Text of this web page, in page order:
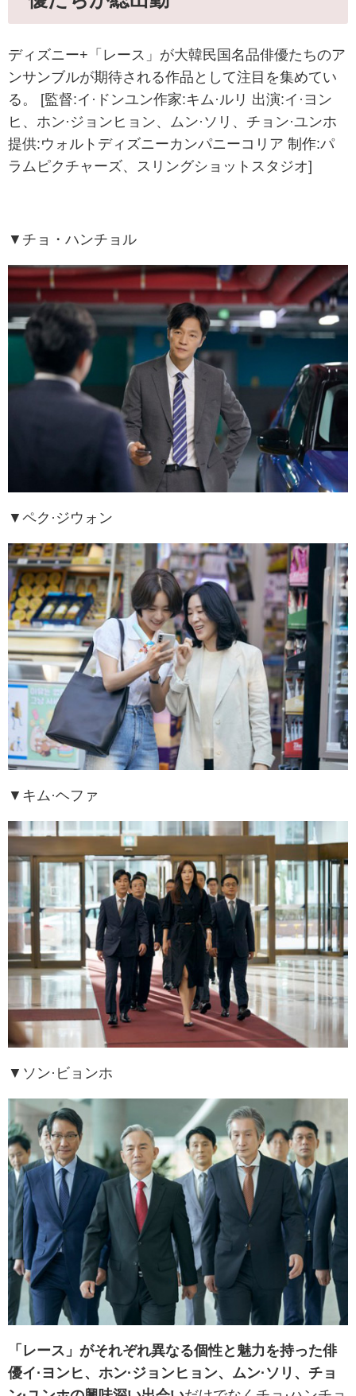
ディズニー+「レース」が大韓民国名品俳優たちのア
ンサンブルが期待される作品として注目を集めてい
る。 [監督:イ·ドンユン作家:キム·ルリ 出演:イ·ヨン
ヒ、ホン·ジョンヒョン、ムン·ソリ、チョン·ユンホ
提供:ウォルトディズニーカンパニーコリア 制作:パ
ラムピクチャーズ、スリングショットスタジオ]
▼チョ・ハンチョル
▼ ペク·ジウォン
▼キム·ヘファ
▼ソン·ビョンホ
「レース」がそれぞれ異なる個性と魅力を持った俳
優イ·ヨンヒ、ホン·ジョンヒョン、ムン·ソリ、チョ